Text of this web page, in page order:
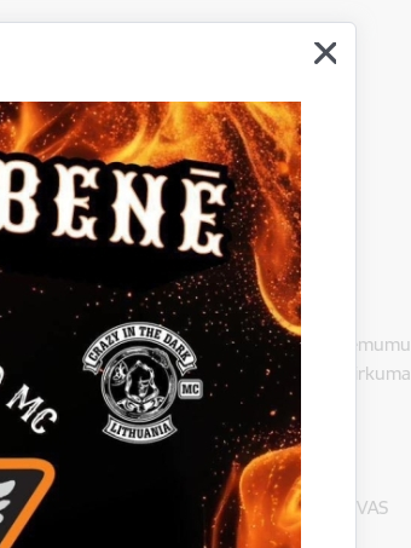
ielā 2, Gulbenē, LV-4401, pieņēmusi lēmumu
pagasta pārvaldes vajadzībām”, iepirkuma
nolēmusi:
pašvaldības autoceļos” par uzvarētāju VAS
ar līgumcenu bez PVN EUR